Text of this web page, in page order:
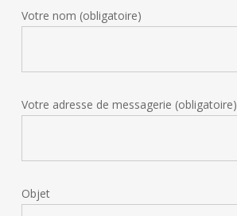
Votre nom (obligatoire)
Votre adresse de messagerie (obligatoire)
Objet